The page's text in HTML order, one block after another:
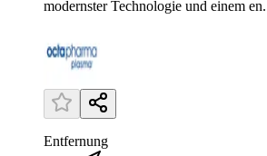
modernster Technologie und einem
Entfernung